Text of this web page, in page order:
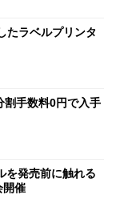
たラベルプリンタ
手数料0円で入手
を発売前に触れる
開催